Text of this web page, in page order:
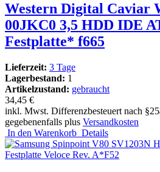
Western Digital Caviar
00JKC0 3,5 HDD IDE
Festplatte* f665
Lieferzeit: 3 Tage
Lagerbestand: 1
Artikelzustand: gebraucht
34,45 €
inkl. Mwst. Differenzbesteuert nach
gegebenenfalls plus Versandkosten
In den Warenkorb Details